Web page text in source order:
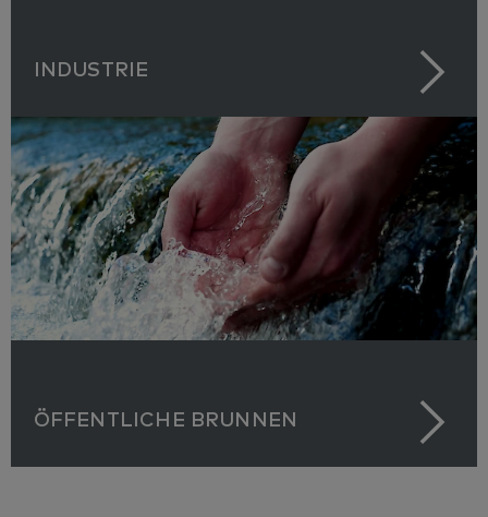
INDUSTRIE
ÖFFENTLICHE BRUNNEN